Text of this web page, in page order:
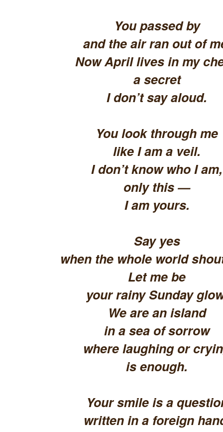
You passed by
and the air ran out of
Now April lives in my
a secret
I don’t say aloud.
You look through me
like I am a veil.
I don’t know who I am,
only this —
I am yours.
Say yes
when the whole world
Let me be
your rainy Sunday
We are an island
in a sea of sorrow
where laughing or
is enough.
Your smile is a
written in a foreign